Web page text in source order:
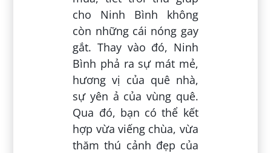
cho Ninh Bình không
còn những cái nóng gay
gắt. Thay vào đó, Ninh
Bình phả ra sự mát mẻ,
hương vị của quê nhà,
sự yên ả của vùng quê.
Qua đó, bạn có thể kết
hợp vừa viếng chùa, vừa
thăm thú cảnh đẹp của